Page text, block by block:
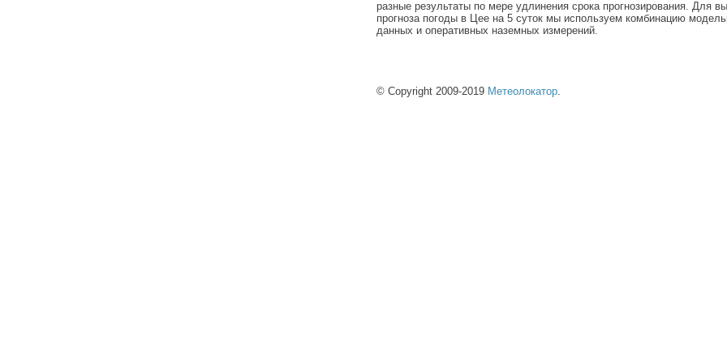
разные результаты по мере удлинения срока прогнозирования. Для
прогноза погоды в Цее на 5 суток мы используем комбинацию
данных и оперативных наземных измерений.
© Copyright 2009-2019 Метеолокатор